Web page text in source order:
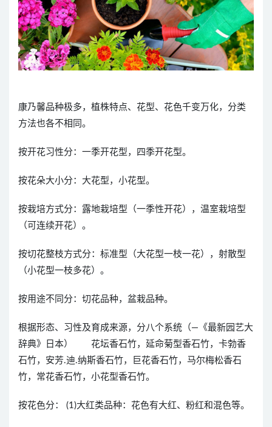
康乃馨品种极多，植株特点、花型、花色千变万化，分类
方法也各不相同。
按开花习性分：一季开花型，四季开花型。
按花朵大小分：大花型，小花型。
按栽培方式分：露地栽培型（一季性开花），温室栽培型
（可连续开花）。
按切花整枝方式分：标准型（大花型一枝一花），射散型
（小花型一枝多花）。
按用途不同分：切花品种，盆栽品种。
根据形态、习性及育成来源，分八个系统（ — 《最新园艺大
辞典》日本） 花坛香石竹，延命菊型香石竹，卡勃香
石竹，安芳.迪.纳斯香石竹，巨花香石竹，马尔梅松香石
竹，常花香石竹，小花型香石竹。
按花色分： (1)大红类品种：花色有大红、粉红和混色等。